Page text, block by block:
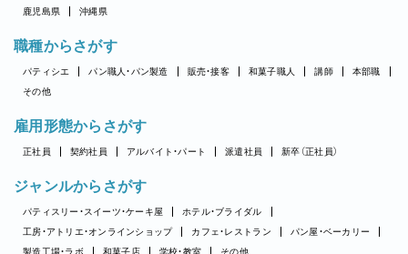
鹿児島県
沖縄県
職種からさがす
パティシエ パン職人・パン製造 販売・接客 和菓子職人 講師
本部職
その他
雇用形態からさがす
正社員 契約社員 アルバイト・パート 派遣社員 新卒（正社員）
ジャンルからさがす
パティスリー・スイーツ・ケーキ屋
ホテル・ブライダル
工房・アトリエ・オンラインショップ
カフェ・レストラン
パン屋・ベーカリー
製造工場・ラボ
和菓子店 学校・教室 その他